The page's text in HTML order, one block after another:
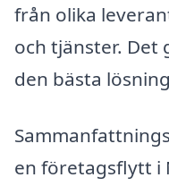
från olika
och tjänster.
den bästa
en företagsflytt i